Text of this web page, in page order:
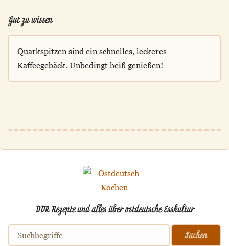
Gut zu wissen
Quarkspitzen sind ein schnelles, leckeres
Kaffeegebäck. Unbedingt heiß genießen!
DDR Rezepte und alles über ostdeutsche Esskultur